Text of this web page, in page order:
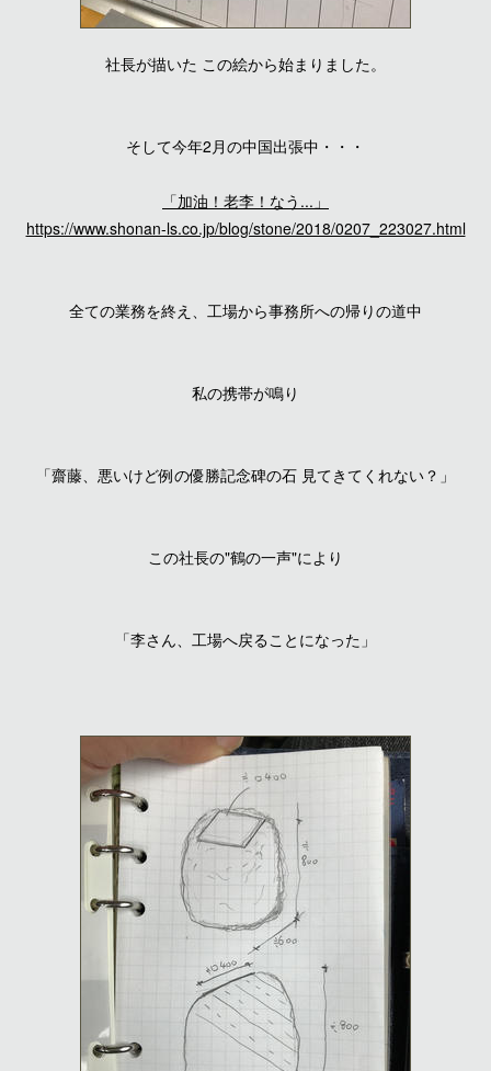
社長が描いた この絵から始まりました。
そして今年2月の中国出張中・・・
「加油！老李！なう...」
https://www.shonan-ls.co.jp/blog/stone/2018/0207_223027.html
全ての業務を終え、工場から事務所への帰りの道中
私の携帯が鳴り
「齋藤、悪いけど例の優勝記念碑の石 見てきてくれない？」
この社長の"鶴の一声"により
「李さん、工場へ戻ることになった」